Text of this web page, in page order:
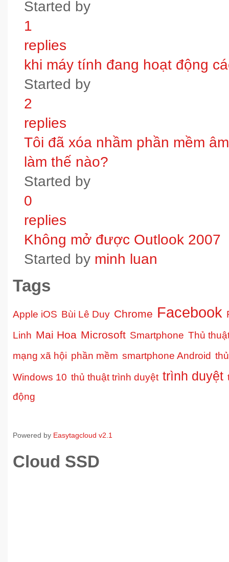
Started by
1
replies
khi máy tính đang hoạt động
Started by
2
replies
Tôi đã xóa nhầm phần mềm
làm thế nào?
Started by
0
replies
Không mở được Outlook 2007
Started by minh luan
Tags
Apple iOS Bùi Lê Duy Chrome Facebook
Linh Mai Hoa Microsoft Smartphone Thủ
mạng xã hội phần mềm smartphone Android
Windows 10 thủ thuật trình duyệt trình duyệt
động
Powered by Easytagcloud v2.1
Cloud SSD